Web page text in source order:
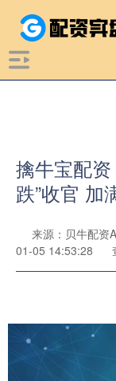
擒牛宝配
跌”收官 加
来源：贝牛配资
01-05 14:53:28